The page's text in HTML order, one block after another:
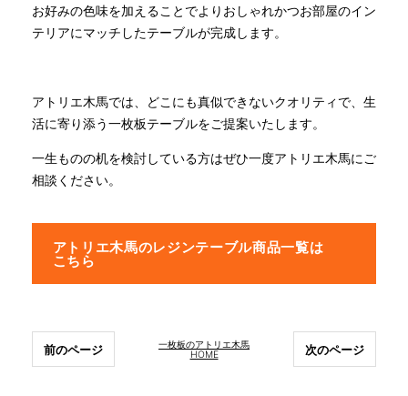
お好みの色味を加えることでよりおしゃれかつお部屋のイン
テリアにマッチしたテーブルが完成します。
アトリエ木馬では、どこにも真似できないクオリティで、生
活に寄り添う一枚板テーブルをご提案いたします。
一生ものの机を検討している方はぜひ一度アトリエ木馬にご
相談ください。
アトリエ木馬のレジンテーブル商品一覧は
こちら
一枚板のアトリエ木馬
HOME
前のページ 次のページ